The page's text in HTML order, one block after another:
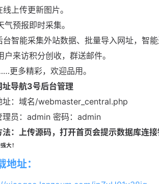
线上传更新图片。
气预报即时采集。
台智能采集外站数据、批量导入网址，智
户来访积分创收，群送邮件。
更多精彩，欢迎品用。
址导航3号后台管理
址：域名/webmaster_central.php
理员：admin 密码：admin
：
上传源码，打开首页会提示数据库连
大！
地址：